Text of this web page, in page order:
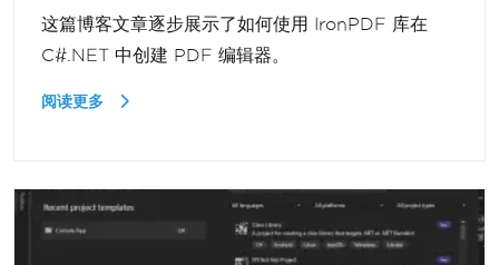
这篇博客文章逐步展示了如何使用 IronPDF 库在
C#.NET 中创建 PDF 编辑器。
阅读更多